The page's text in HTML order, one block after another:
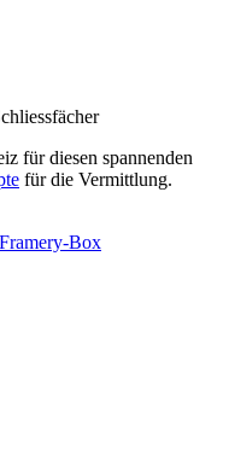
für diesen spannenden
für die Vermittlung.